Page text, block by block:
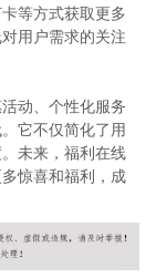
等方式获取更多
用户需求的关注
动、个性化服务
它不仅简化了用
未来，福利在线
惊喜和福利，成